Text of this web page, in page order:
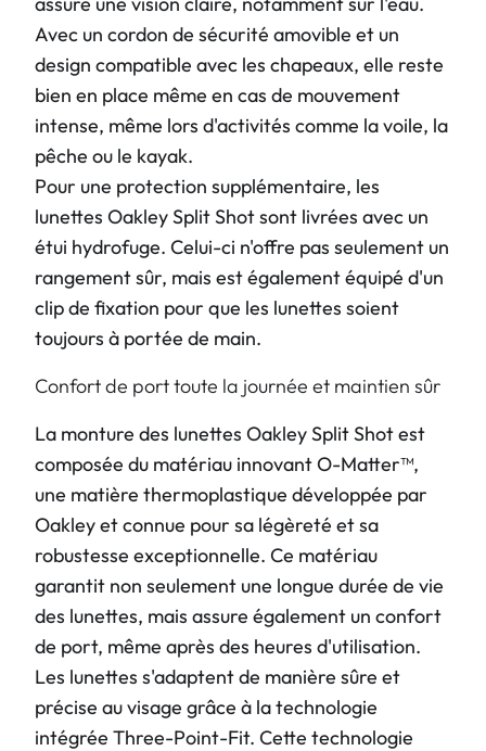
Avec un cordon de sécurité amovible et un
design compatible avec les chapeaux, elle reste
bien en place même en cas de mouvement
intense, même lors d'activités comme la voile, la
pêche ou le kayak.
Pour une protection supplémentaire, les
lunettes Oakley Split Shot sont livrées avec un
étui hydrofuge. Celui-ci n'offre pas seulement un
rangement sûr, mais est également équipé d'un
clip de fixation pour que les lunettes soient
toujours à portée de main.
Confort de port toute la journée et maintien sûr
La monture des lunettes Oakley Split Shot est
composée du matériau innovant O-Matter™,
une matière thermoplastique développée par
Oakley et connue pour sa légèreté et sa
robustesse exceptionnelle. Ce matériau
garantit non seulement une longue durée de vie
des lunettes, mais assure également un confort
de port, même après des heures d'utilisation.
Les lunettes s'adaptent de manière sûre et
précise au visage grâce à la technologie
intégrée Three-Point-Fit. Cette technologie